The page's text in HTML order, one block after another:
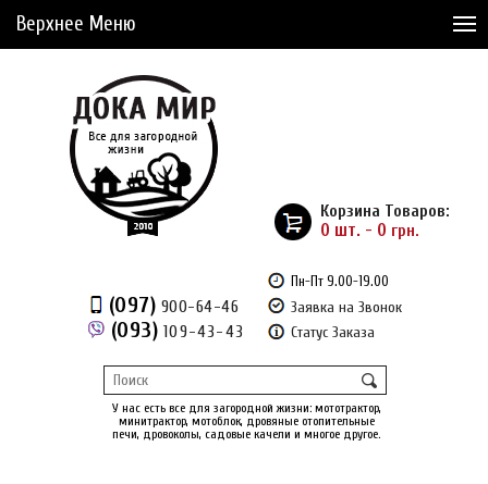
Верхнее Меню
Доставка и Оплата
Рассрочка
Доставка из Америки
Отложенные товары (0)
(097) 900-64-46
(093) 109-43-43
Пн-Пт 9.00-19.00
Заявка на Звонок
Статус Заказа
У нас есть все для загородной жизни: мототрактор,
минитрактор, мотоблок, дровяные отопительные
печи, дровоколы, садовые качели и многое другое.
Корзина Товаров:
0 шт. - 0 грн.